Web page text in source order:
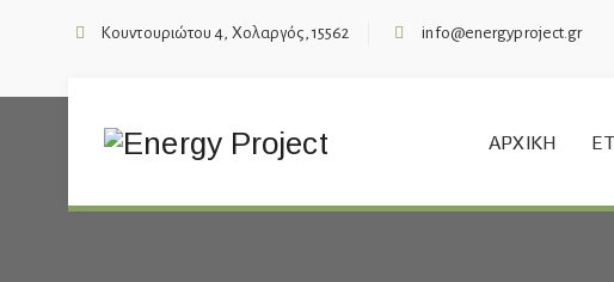
Κουντουριώτου 4, Χολαργός, 15562 info@energyproject.gr
ΑΡΧΙΚΉ